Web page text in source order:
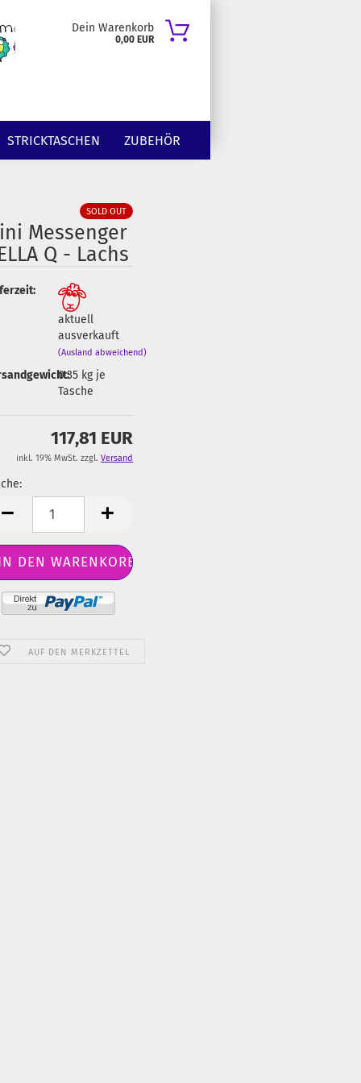
Dein Warenkorb
0,00 EUR
STRICKTASCHEN ZUBEHÖR
SOLD OUT
Messenger
Q - Lachs
aktuell
ausverkauft
(Ausland abweichend)
0.35kg je
Tasche
117,81 EUR
inkl. 19% MwSt. zzgl.Versand
AUF DEN MERKZETTEL